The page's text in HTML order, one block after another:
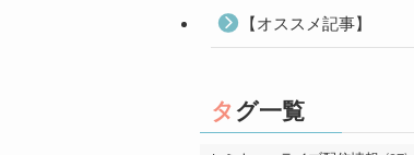
【オススメ記事】
タグ一覧